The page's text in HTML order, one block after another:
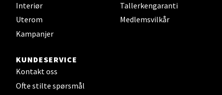
Interiør
Uterom
Kampanjer
Tallerkengaranti
Medlemsvilkår
KUNDESERVICE
Kontakt oss
Ofte stilte spørsmål
Torgbakken 2, 5401 Stord
Åpent i dag 10-17
0 i butikk